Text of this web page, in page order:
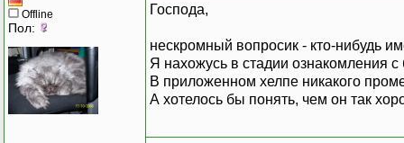
Offline
Пол:
Господа,
нескромный вопросик - кто-нибудь
Я нахожусь в стадии ознакомления
В приложенном хелпе никакого
А хотелось бы понять, чем он так